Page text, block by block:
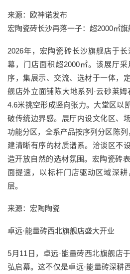
来源：欧神诺发布
宏陶瓷砖长沙再落一子：超2000㎡
2026年，宏陶瓷砖长沙旗舰店于
幕，门店面积超2000㎡。该展厅
序，集展示、交流、选材于一体，
舰店外立面铺陈大地系列·云砂莱
4.6米挑空形成竖向张力。大堂区以
破传统边界感。展厅内设文化区、
功能分区，全系产品按序列分区陈列
建清晰有序的材质谱系。洽谈区不
造开放自然的选材氛围。宏陶瓷砖
面提速，以标杆门店驱动区域深
层。
来源：宏陶陶瓷
卓远·能量砖西北旗舰店盛大开业
5月11日，卓远·能量砖西北旗舰店
弘启幕。这不仅是卓远·能量砖深耕